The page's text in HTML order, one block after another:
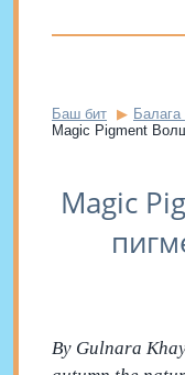
Баш бит Балага
Magic Pigment
Magic
By Gulnara